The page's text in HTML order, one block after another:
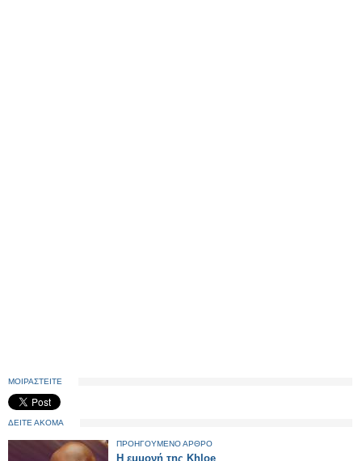
ΜΟΙΡΑΣΤΕΙΤΕ
ΔΕΙΤΕ ΑΚΟΜΑ
ΠΡΟΗΓΟΥΜΕΝΟ ΑΡΘΡΟ
H εμμονή της Khloe